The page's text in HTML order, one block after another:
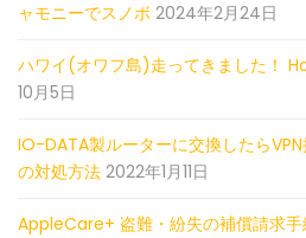
ャモニーでスノボ 2024年2月24日
ハワイ(オワフ島)走ってきました！
10月5日
IO-DATA製ルーターに交換したら
の対処方法 2022年1月11日
AppleCare+ 盗難・紛失の補償請求